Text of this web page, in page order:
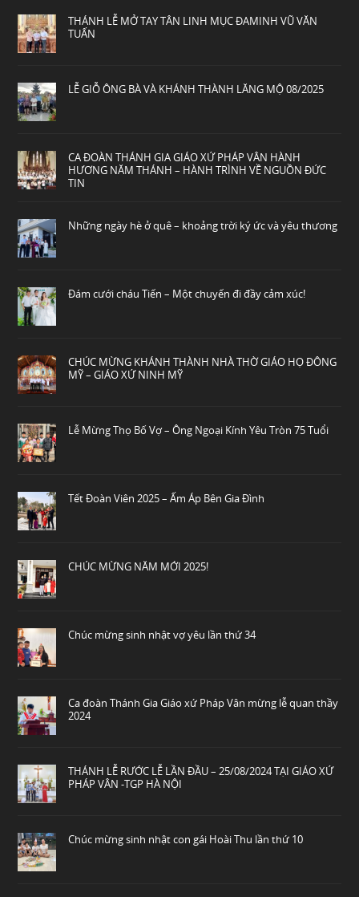
THÁNH LỄ MỞ TAY TÂN LINH MỤC ĐAMINH VŨ VĂN
TUẤN
LỄ GIỖ ÔNG BÀ VÀ KHÁNH THÀNH LĂNG MỘ 08/2025
CA ĐOÀN THÁNH GIA GIÁO XỨ PHÁP VÂN HÀNH
HƯƠNG NĂM THÁNH – HÀNH TRÌNH VỀ NGUỒN ĐỨC
TIN
Những ngày hè ở quê – khoảng trời ký ức và yêu thương
Đám cưới cháu Tiến – Một chuyến đi đầy cảm xúc!
CHÚC MỪNG KHÁNH THÀNH NHÀ THỜ GIÁO HỌ ĐÔNG
MỸ – GIÁO XỨ NINH MỸ
Lễ Mừng Thọ Bố Vợ – Ông Ngoại Kính Yêu Tròn 75 Tuổi
Tết Đoàn Viên 2025 – Ấm Áp Bên Gia Đình
CHÚC MỪNG NĂM MỚI 2025!
Chúc mừng sinh nhật vợ yêu lần thứ 34
Ca đoàn Thánh Gia Giáo xứ Pháp Vân mừng lễ quan thầy
2024
THÁNH LỄ RƯỚC LỄ LẦN ĐẦU – 25/08/2024 TẠI GIÁO XỨ
PHÁP VÂN -TGP HÀ NỘI
Chúc mừng sinh nhật con gái Hoài Thu lần thứ 10